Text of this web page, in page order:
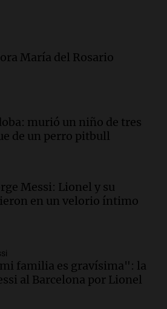
cordobés para los
astronomía
qué cantaban”:
club de Irlanda
por hinchas argentinos
el embajador
al país tras conflicto
asisten a senderista
tobillo en refugio Doña
María del Rosario
murió un niño de tres
de un perro pitbull
Messi: Lionel y su
en un velorio íntimo
familia es gravísima": la
al Barcelona por Lionel